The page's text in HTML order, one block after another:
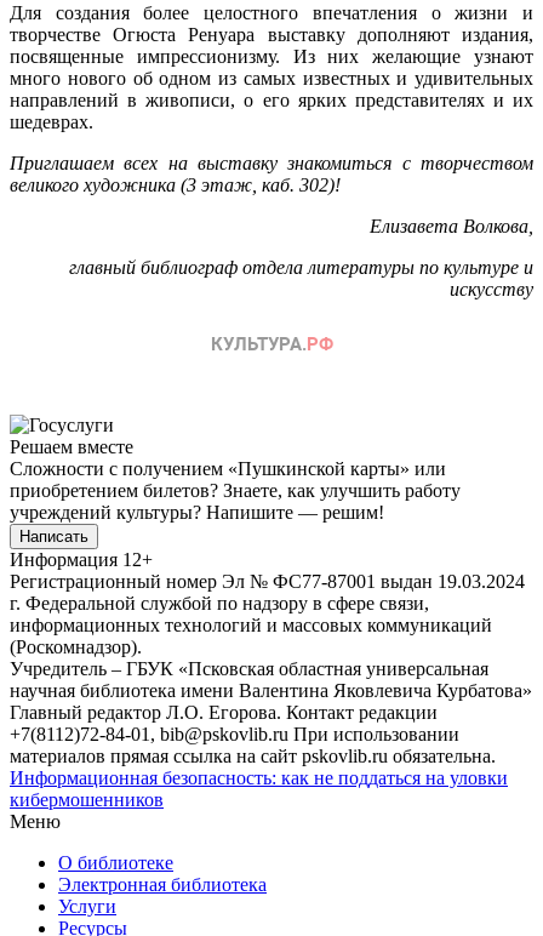
Для создания более целостного впечатления о жизни и
творчестве Огюста Ренуара выставку дополняют издания,
посвященные импрессионизму. Из них желающие узнают
много нового об одном из самых известных и удивительных
направлений в живописи, о его ярких представителях и их
шедеврах.
Приглашаем всех на выставку знакомиться с творчеством
великого художника (3 этаж, каб. 302)!
Елизавета Волкова,
главный библиограф отдела литературы по культуре и
искусству
Решаем вместе
Сложности с получением «Пушкинской карты» или
приобретением билетов? Знаете, как улучшить работу
учреждений культуры? Напишите — решим!
Написать
Информация 12+
Регистрационный номер Эл № ФС77-87001 выдан 19.03.2024
г. Федеральной службой по надзору в сфере связи,
информационных технологий и массовых коммуникаций
(Роскомнадзор).
Учредитель – ГБУК «Псковская областная универсальная
научная библиотека имени Валентина Яковлевича Курбатова»
Главный редактор Л.О. Егорова. Контакт редакции
+7(8112)72-84-01, bib@pskovlib.ru При использовании
материалов прямая ссылка на сайт pskovlib.ru обязательна.
Информационная безопасность: как не поддаться на уловки
кибермошенников
Меню
О библиотеке
Электронная библиотека
Услуги
Ресурсы